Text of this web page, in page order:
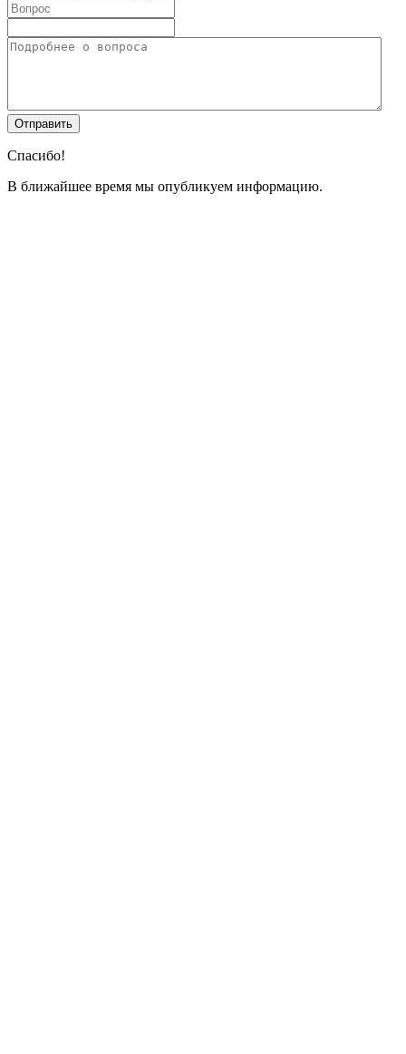
Спасибо!
В ближайшее время мы опубликуем информацию.